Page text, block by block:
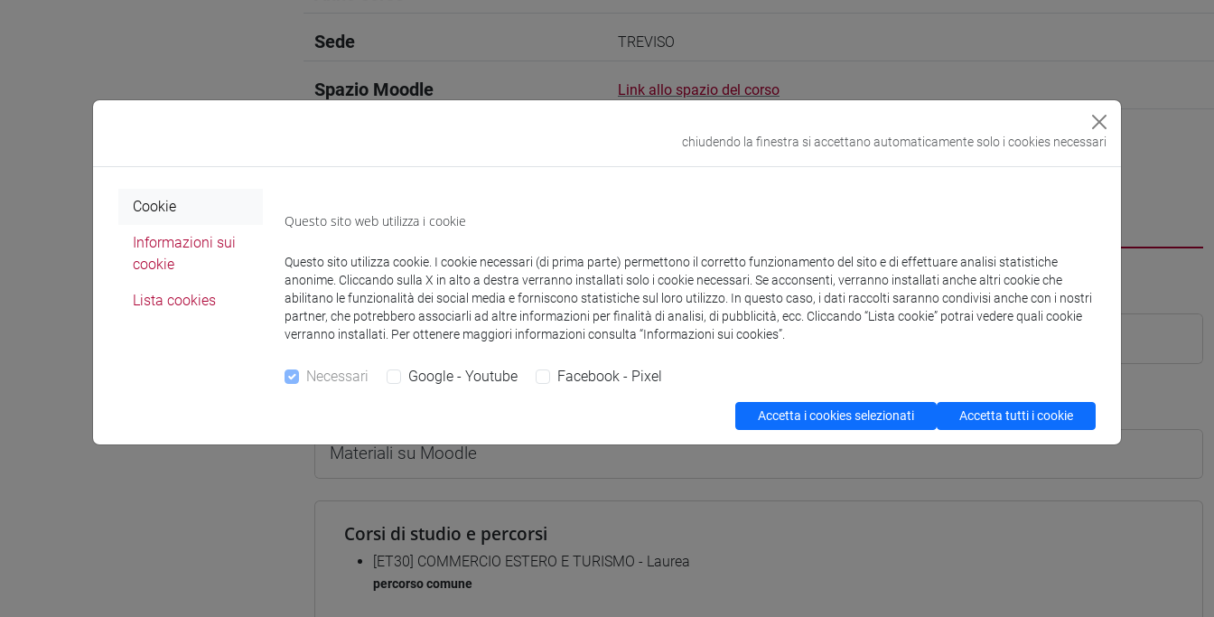
Sede TREVISO
Spazio Moodle Link allo spazio del corso
Docenti e corsi di laurea
Docenti
SCOTTO Giuliana - 30h Lezione
Materiali su Moodle
Corsi di studio e percorsi
[ET30] COMMERCIO ESTERO E TURISMO - Laurea
percorso comune
chiudendo la finestra si accettano automaticamente solo i cookies necessari
Cookie
Informazioni sui
cookie
Lista cookies
Questo sito web utilizza i cookie
Questo sito utilizza cookie. I cookie necessari (di prima parte) permettono il corretto funzionamento del sito e di effettuare analisi statistiche
anonime. Cliccando sulla X in alto a destra verranno installati solo i cookie necessari. Se acconsenti, verranno installati anche altri cookie che
abilitano le funzionalità dei social media e forniscono statistiche sul loro utilizzo. In questo caso, i dati raccolti saranno condivisi anche con i nostri
partner, che potrebbero associarli ad altre informazioni per finalità di analisi, di pubblicità, ecc. Cliccando “Lista cookie” potrai vedere quali cookie
verranno installati. Per ottenere maggiori informazioni consulta “Informazioni sui cookies”.
Necessari Google - Youtube Facebook - Pixel
Accetta i cookies selezionati Accetta tutti i cookie